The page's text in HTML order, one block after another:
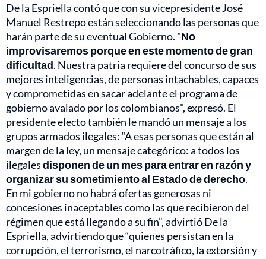
De la Espriella contó que con su vicepresidente José
Manuel Restrepo están seleccionando las personas que
harán parte de su eventual Gobierno. "No
improvisaremos porque en este momento de gran
dificultad. Nuestra patria requiere del concurso de sus
mejores inteligencias, de personas intachables, capaces
y comprometidas en sacar adelante el programa de
gobierno avalado por los colombianos", expresó. El
presidente electo también le mandó un mensaje a los
grupos armados ilegales: “A esas personas que están al
margen de la ley, un mensaje categórico: a todos los
ilegalesdisponen de un mes para entrar en razón y
organizar su sometimiento al Estado de derecho.
En mi gobierno no habrá ofertas generosas ni
concesiones inaceptables como las que recibieron del
régimen que está llegando a su fin”, advirtió De la
Espriella, advirtiendo que “quienes persistan en la
corrupción, el terrorismo, el narcotráfico, la extorsión y